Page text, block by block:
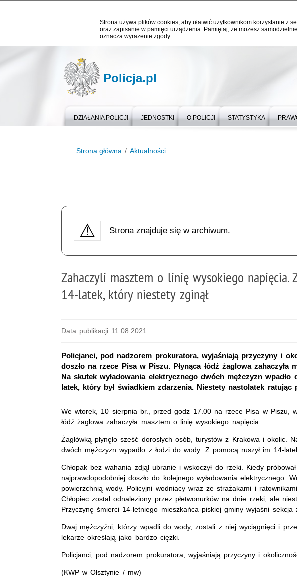
Strona używa plików cookies, aby ułatwić użytkownikom korzystanie z
oraz zapisanie w pamięci urządzenia. Pamiętaj, że możesz
oznacza wyrażenie zgody.
Policja.pl
DZIAŁANIA POLICJI JEDNOSTKI O POLICJI STATYSTYKA
Strona główna Aktualności
Strona znajduje się w archiwum.
Zahaczyli masztem o linię wysokiego napięcia.
14-latek, który niestety zginął
Data publikacji 11.08.2021
Policjanci, pod nadzorem prokuratora, wyjaśniają przyczyny i
doszło na rzece Pisa w Piszu. Płynąca łódź żaglowa
Na skutek wyładowania elektrycznego dwóch mężczyzn
latek, który był świadkiem zdarzenia. Niestety nastolatek ratując
We wtorek, 10 sierpnia br., przed godz 17.00 na rzece Pisa w Piszu,
łódź żaglowa zahaczyła masztem o linię wysokiego napięcia.
Żaglówką płynęło sześć dorosłych osób, turystów z Krakowa i okolic.
dwóch mężczyzn wypadło z łodzi do wody. Z pomocą ruszył im 14-
Chłopak bez wahania zdjął ubranie i wskoczył do rzeki. Kiedy
najprawdopodobniej doszło do kolejnego wyładowania elektrycznego.
powierzchnią wody. Policyjni wodniacy wraz ze strażakami i
Chłopiec został odnaleziony przez płetwonurków na dnie rzeki, ale
Przyczynę śmierci 14-letniego mieszkańca piskiej gminy wyjaśni sekcja
Dwaj mężczyźni, którzy wpadli do wody, zostali z niej wyciągnięci i
lekarze określają jako bardzo ciężki.
Policjanci, pod nadzorem prokuratora, wyjaśniają przyczyny i
(KWP w Olsztynie / mw)